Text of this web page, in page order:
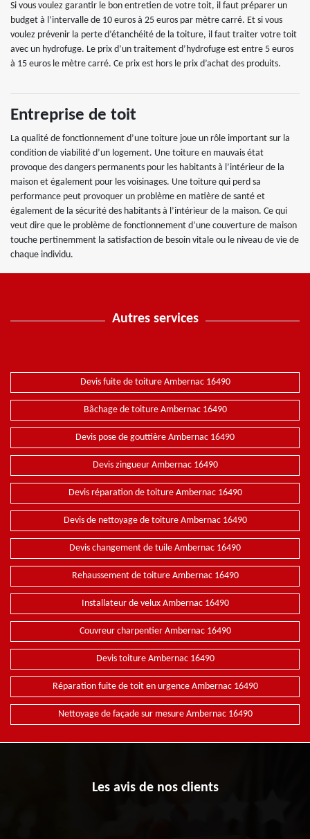
Si vous voulez garantir le bon entretien de votre toit, il faut préparer un
budget à l’intervalle de 10 euros à 25 euros par mètre carré. Et si vous
voulez prévenir la perte d’étanchéité de la toiture, il faut traiter votre toit
avec un hydrofuge. Le prix d’un traitement d’hydrofuge est entre 5 euros
à 15 euros le mètre carré. Ce prix est hors le prix d’achat des produits.
Entreprise de toit
La qualité de fonctionnement d’une toiture joue un rôle important sur la
condition de viabilité d’un logement. Une toiture en mauvais état
provoque des dangers permanents pour les habitants à l’intérieur de la
maison et également pour les voisinages. Une toiture qui perd sa
performance peut provoquer un problème en matière de santé et
également de la sécurité des habitants à l’intérieur de la maison. Ce qui
veut dire que le problème de fonctionnement d’une couverture de maison
touche pertinemment la satisfaction de besoin vitale ou le niveau de vie de
chaque individu.
Autres services
Devis fuite de toiture Ambernac 16490
Bâchage de toiture Ambernac 16490
Devis pose de gouttière Ambernac 16490
Devis zingueur Ambernac 16490
Devis réparation de toiture Ambernac 16490
Devis de nettoyage de toiture Ambernac 16490
Devis changement de tuile Ambernac 16490
Rehaussement de toiture Ambernac 16490
Installateur de velux Ambernac 16490
Couvreur charpentier Ambernac 16490
Devis toiture Ambernac 16490
Réparation fuite de toit en urgence Ambernac 16490
Nettoyage de façade sur mesure Ambernac 16490
Les avis de nos clients